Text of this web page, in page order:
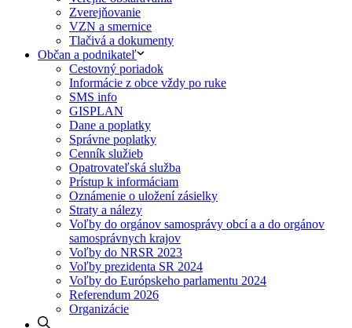
Zverejňovanie
VZN a smernice
Tlačivá a dokumenty
Občan a podnikateľ
Cestovný poriadok
Informácie z obce vždy po ruke
SMS info
GISPLAN
Dane a poplatky
Správne poplatky
Cenník služieb
Opatrovateľská služba
Prístup k informáciam
Oznámenie o uložení zásielky
Straty a nálezy
Voľby do orgánov samosprávy obcí a a do orgánov
samosprávnych krajov
Voľby do NRSR 2023
Voľby prezidenta SR 2024
Voľby do Európskeho parlamentu 2024
Referendum 2026
Organizácie